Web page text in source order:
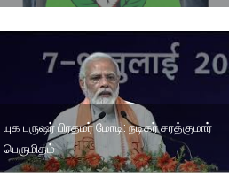
யுக புருஷர் பிரதமர் மோடி: நடிகர் சரத்குமார்
பெருமிதம்